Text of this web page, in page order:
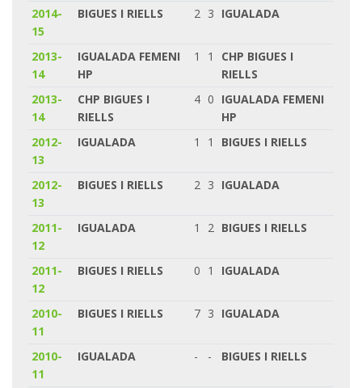
2014-
15
BIGUES I RIELLS 2 3 IGUALADA
2013-
14
IGUALADA FEMENI
HP
1 1
CHP BIGUES I
RIELLS
2013-
14
CHP BIGUES I
RIELLS
4 0 IGUALADA FEMENI
HP
2012-
13
IGUALADA 1 1 BIGUES I RIELLS
2012-
13
BIGUES I RIELLS 2 3 IGUALADA
2011-
12
IGUALADA 1 2 BIGUES I RIELLS
2011-
12
BIGUES I RIELLS 0 1 IGUALADA
2010-
11
BIGUES I RIELLS 7 3 IGUALADA
2010-
11
IGUALADA - - BIGUES I RIELLS